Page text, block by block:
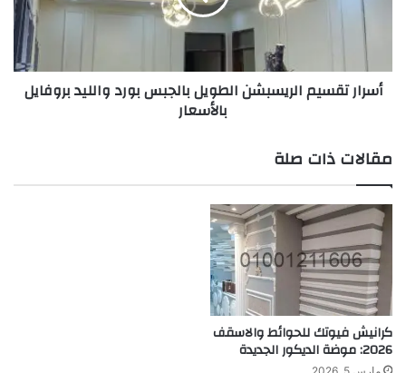
أسرار تقسيم الريسبشن الطويل بالجبس بورد والليد بروفايل
بالأسعار
مقالات ذات صلة
كرانيش فيوتك للحوائط والاسقف
2026: موضة الديكور الجديدة